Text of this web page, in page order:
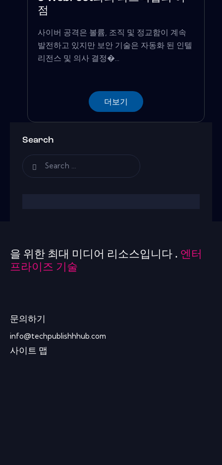
점
사이버 공격은 볼륨, 조직 및 정교함이 계속
발전하고 있지만 보안 기술은 자동화 된 인텔
리전스 및 의사 결정�...
더보기
Search
을 위한 최대 미디어 리소스입니다 . 엔터
프라이즈 기술
문의하기
info@techpublishhhub.com
사이트 맵